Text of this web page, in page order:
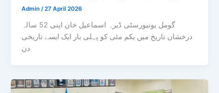
Admin/27 April 2026
گومل یونیورسٹی ڈیرہ اسماعیل خان اپنی 52 سالہ
درخشاں تاریخ میں یکم مئی کو پہلی بار ایک ایسے تاریخی
دن